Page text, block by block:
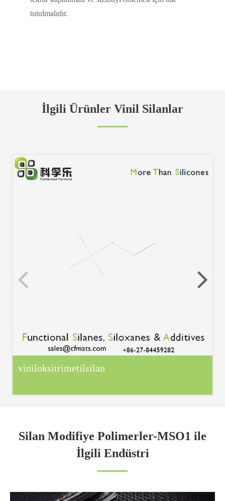
tutulmalıdır.
İlgili Ürünler Vinil Silanlar
viniloksitrimetilsilan
Silan Modifiye Polimerler-MSO1 ile
İlgili Endüstri